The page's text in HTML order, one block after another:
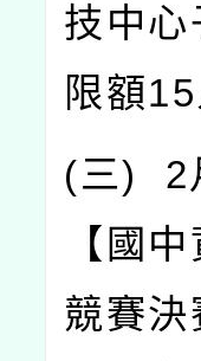
技中
限額15
(三) 2
【國
競賽